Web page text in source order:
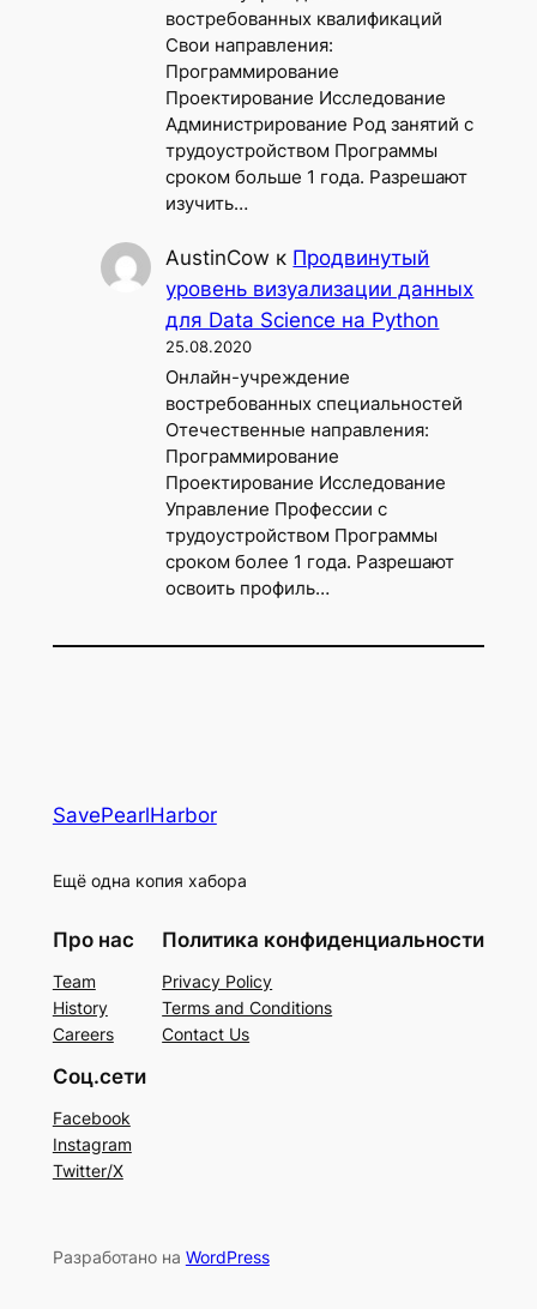
востребованных квалификаций
Свои направления:
Программирование
Проектирование Исследование
Администрирование Род занятий с
трудоустройством Программы
сроком больше 1 года. Разрешают
изучить…
AustinCow к Продвинутый
уровень визуализации данных
для Data Science на Python
25.08.2020
Онлайн-учреждение
востребованных специальностей
Отечественные направления:
Программирование
Проектирование Исследование
Управление Профессии с
трудоустройством Программы
сроком более 1 года. Разрешают
освоить профиль…
SavePearlHarbor
Ещё одна копия хабора
Про нас
Team
History
Careers
Политика конфиденциальности
Privacy Policy
Terms and Conditions
Contact Us
Соц.сети
Facebook
Instagram
Twitter/X
Разработано на WordPress